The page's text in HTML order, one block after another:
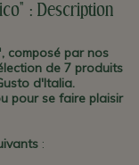
: Description
composé par nos
de 7 produits
d'Italia.
pour se faire plaisir
: